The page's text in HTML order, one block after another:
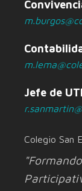
Jefe de
Colegio San